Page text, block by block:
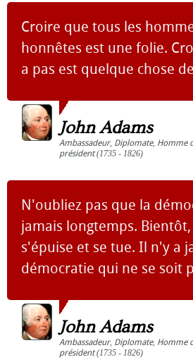
Croire que tous les
honnêtes est une folie.
a pas est quelque chose
John Adams
Ambassadeur, Diplomate, Homme
président(1735 - 1826)
N'oubliez pas que la
jamais longtemps.
s'épuise et se tue. Il n'y a
démocratie qui ne se soit
John Adams
Ambassadeur, Diplomate, Homme
président(1735 - 1826)